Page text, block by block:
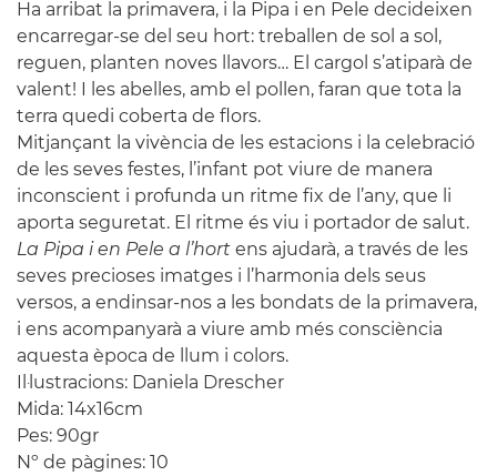
Ha arribat la primavera, i la Pipa i en Pele decideixen
encarregar-se del seu hort: treballen de sol a sol,
reguen, planten noves llavors… El cargol s’atiparà de
valent! I les abelles, amb el pollen, faran que tota la
terra quedi coberta de flors.
Mitjançant la vivència de les estacions i la celebració
de les seves festes, l’infant pot viure de manera
inconscient i profunda un ritme fix de l’any, que li
aporta seguretat. El ritme és viu i portador de salut.
La Pipa i en Pele a l’hort ens ajudarà, a través de les
seves precioses imatges i l’harmonia dels seus
versos, a endinsar-nos a les bondats de la primavera,
i ens acompanyarà a viure amb més consciència
aquesta època de llum i colors.
Il·lustracions: Daniela Drescher
Mida: 14x16cm
Pes: 90gr
Nº de pàgines: 10